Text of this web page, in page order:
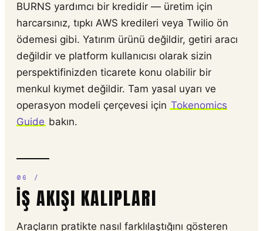
BURNS yardımcı bir kredidir — üretim için
harcarsınız, tıpkı AWS kredileri veya Twilio ön
ödemesi gibi. Yatırım ürünü değildir, getiri aracı
değildir ve platform kullanıcısı olarak sizin
perspektifinizden ticarete konu olabilir bir
menkul kıymet değildir. Tam yasal uyarı ve
operasyon modeli çerçevesi için Tokenomics
Guide bakın.
İŞ AKIŞI KALIPLARI
Araçların pratikte nasıl farklılaştığını gösteren